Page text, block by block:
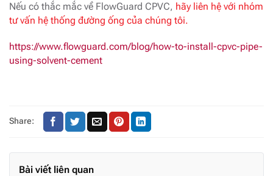
Nếu có thắc mắc về FlowGuard CPVC, hãy liên hệ với nhóm
tư vấn hệ thống đường ống của chúng tôi.
https://www.flowguard.com/blog/how-to-install-cpvc-pipe-
using-solvent-cement
Share:
Bài viết liên quan